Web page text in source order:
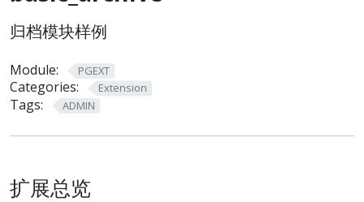
归档模块样例
Module: PGEXT
Categories: Extension
Tags: ADMIN
扩展总览